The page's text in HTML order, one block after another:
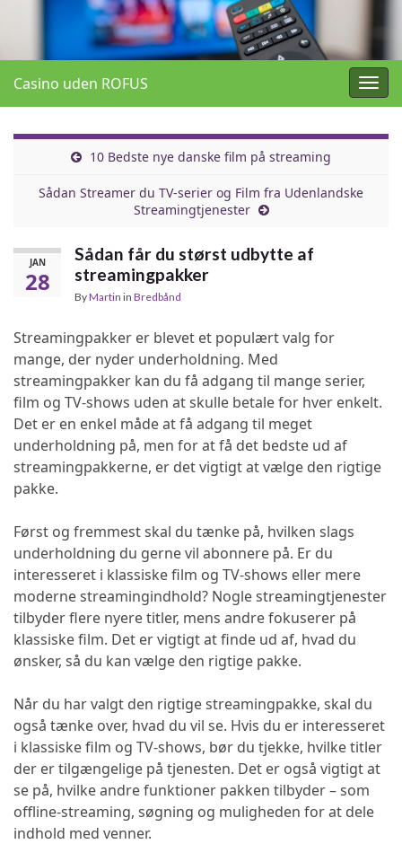
Casino uden ROFUS
10 Bedste nye danske film på streaming
Sådan Streamer du TV-serier og Film fra Udenlandske
Streamingtjenester
JAN
28
Sådan får du størst udbytte af
streamingpakker
ByMartin in Bredbånd
Streamingpakker er blevet et populært valg for
mange, der nyder underholdning. Med
streamingpakker kan du få adgang til mange serier,
film og TV-shows uden at skulle betale for hver enkelt.
Det er en enkel måde at få adgang til meget
underholdning på, men for at få det bedste ud af
streamingpakkerne, er det vigtigt at vælge den rigtige
pakke.
Først og fremmest skal du tænke på, hvilken slags
underholdning du gerne vil abonnere på. Er du
interesseret i klassiske film og TV-shows eller mere
moderne streamingindhold? Nogle streamingtjenester
tilbyder flere nyere titler, mens andre fokuserer på
klassiske film. Det er vigtigt at finde ud af, hvad du
ønsker, så du kan vælge den rigtige pakke.
Når du har valgt den rigtige streamingpakke, skal du
også tænke over, hvad du vil se. Hvis du er interesseret
i klassiske film og TV-shows, bør du tjekke, hvilke titler
der er tilgængelige på tjenesten. Det er også vigtigt at
se på, hvilke andre funktioner pakken tilbyder – som
offline-streaming, søgning og muligheden for at dele
indhold med venner.